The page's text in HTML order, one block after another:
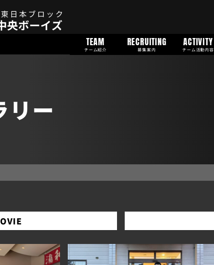
TEAM
チーム紹介
RECRUITING
募集案内
ACTIVITY
チーム活動内容
リー